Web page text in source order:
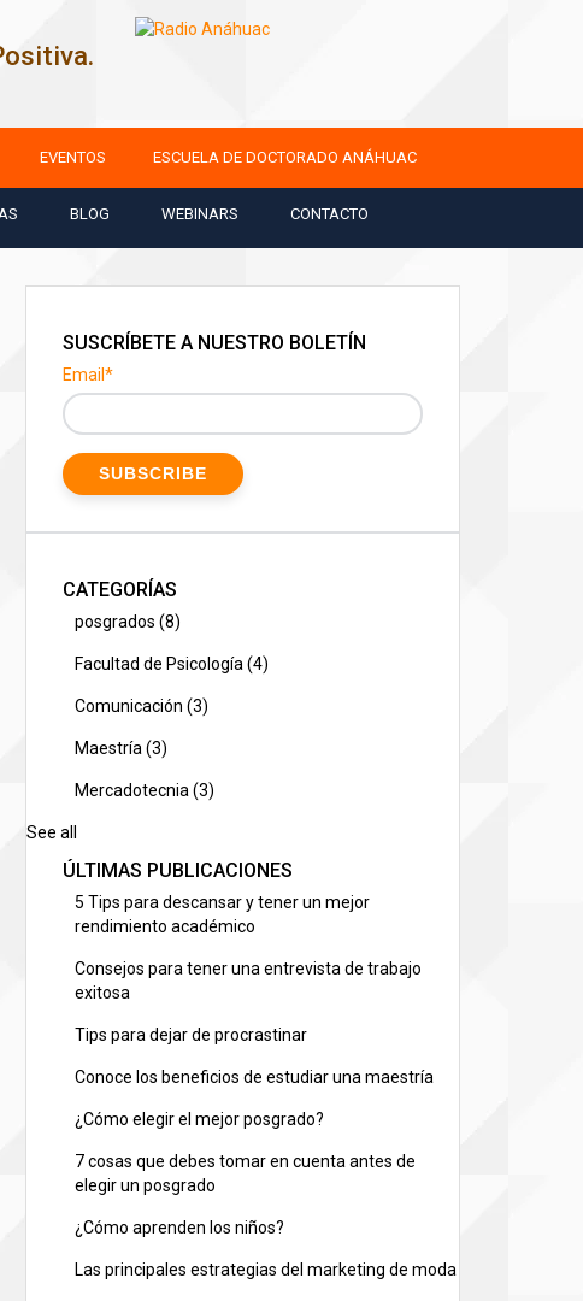
EVENTOS ESCUELA DE DOCTORADO ANÁHUAC
BLOG WEBINARS CONTACTO
SUSCRÍBETE A NUESTRO BOLETÍN
Email*
CATEGORÍAS
posgrados(8)
Facultad de Psicología(4)
Comunicación(3)
Maestría(3)
Mercadotecnia(3)
See all
ÚLTIMAS PUBLICACIONES
5 Tips para descansar y tener un mejor
rendimiento académico
Consejos para tener una entrevista de trabajo
exitosa
Tips para dejar de procrastinar
Conoce los beneficios de estudiar una maestría
¿Cómo elegir el mejor posgrado?
7 cosas que debes tomar en cuenta antes de
elegir un posgrado
¿Cómo aprenden los niños?
Las principales estrategias del marketing de moda